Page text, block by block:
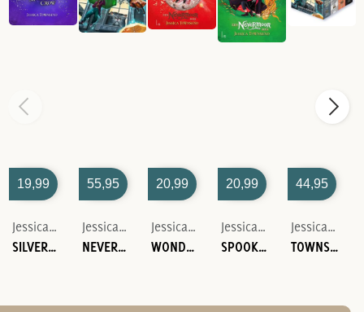
19,99
Jessica Townsend
SILVERBORN
55,95
Jessica Townsend
NEVERMOOR: THE TRIALS OF MORRIGAN CROW
20,99
Jessica Townsend
WONDERSMID
20,99
Jessica Townsend
SPOOKPOKKEN - DE JACHT OP MORRIGAN CROW
44,95
Jessica Townsend
TOWNSEND, J: NEVERMOOR PAPERBACK BOXED SET